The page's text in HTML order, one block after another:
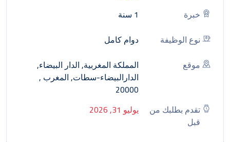
خبرة
1 سنة
نوع الوظيفة
دوام كامل
موقع
المملكة المغربية, الدار البيضاء,
الدارالبيضاء-سطات, المغرب ,
20000
تقدم بطلبك من
قبل
يوليو 31, 2026